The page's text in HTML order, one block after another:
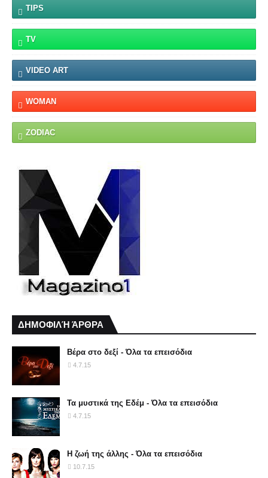
TIPS
TV
VIDEO ART
WOMAN
ZODIAC
ΔΗΜΟΦΙΛΉ ΆΡΘΡΑ
Βέρα στο δεξί - Όλα τα επεισόδια
4.7.15
Τα μυστικά της Εδέμ - Όλα τα επεισόδια
4.7.15
Η ζωή της άλλης - Όλα τα επεισόδια
10.7.15